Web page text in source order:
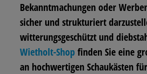
Bekanntmachungen oder
sicher und strukturiert
witterungsgeschützt und
Wietholt-Shopfinden Sie eine
an hochwertigen Schaukästen